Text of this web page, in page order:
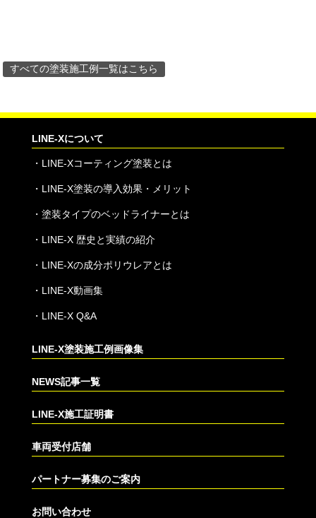
すべての塗装施工例一覧はこちら
LINE-Xについて
・ LINE-Xコーティング塗装とは
・ LINE-X塗装の導入効果・メリット
・ 塗装タイプのベッドライナーとは
・ LINE-X 歴史と実績の紹介
・ LINE-Xの成分ポリウレアとは
・ LINE-X動画集
・ LINE-X Q&A
LINE-X塗装施工例画像集
NEWS記事一覧
LINE-X施工証明書
車両受付店舗
パートナー募集のご案内
お問い合わせ